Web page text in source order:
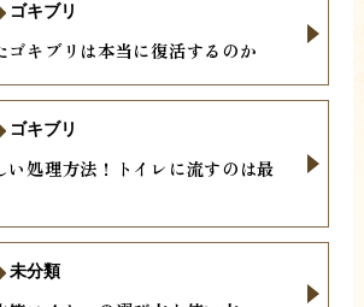
ゴキブリは本当に復活するのか
ゴキブリ
い処理方法！トイレに流すのは最
ゴキブリ
未分類